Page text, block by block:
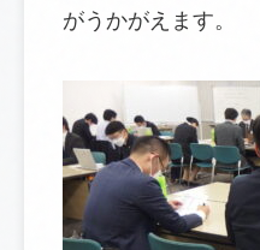
がうかがえます。